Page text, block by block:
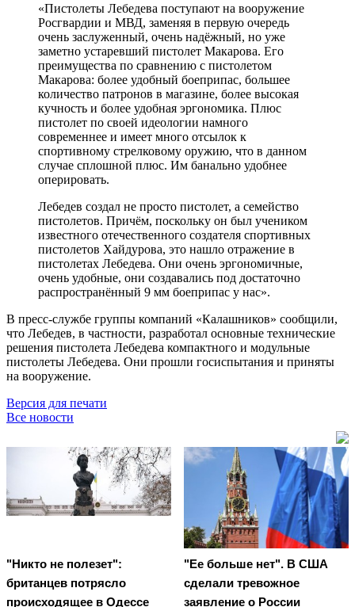
«Пистолеты Лебедева поступают на вооружение
Росгвардии и МВД, заменяя в первую очередь
очень заслуженный, очень надёжный, но уже
заметно устаревший пистолет Макарова. Его
преимущества по сравнению с пистолетом
Макарова: более удобный боеприпас, большее
количество патронов в магазине, более высокая
кучность и более удобная эргономика. Плюс
пистолет по своей идеологии намного
современнее и имеет много отсылок к
спортивному стрелковому оружию, что в данном
случае сплошной плюс. Им банально удобнее
оперировать.
Лебедев создал не просто пистолет, а семейство
пистолетов. Причём, поскольку он был учеником
известного отечественного создателя спортивных
пистолетов Хайдурова, это нашло отражение в
пистолетах Лебедева. Они очень эргономичные,
очень удобные, они создавались под достаточно
распространённый 9 мм боеприпас у нас».
В пресс-службе группы компаний «Калашников» сообщили,
что Лебедев, в частности, разработал основные технические
решения пистолета Лебедева компактного и модульные
пистолеты Лебедева. Они прошли госиспытания и приняты
на вооружение.
Версия для печати
Все новости
"Никто не полезет":
британцев потрясло
происходящее в Одессе
"Ее больше нет". В США
сделали тревожное
заявление о России